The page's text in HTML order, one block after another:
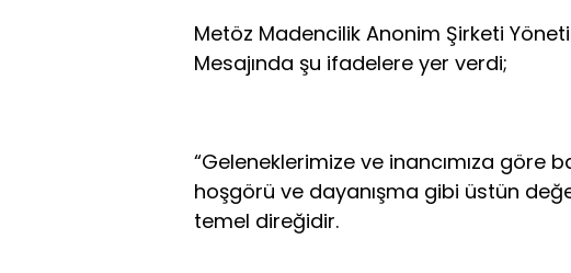
Metöz Madencilik Anonim Şirketi
Mesajında şu ifadelere yer verdi;
“Geleneklerimize ve inancımıza göre
hoşgörü ve dayanışma gibi üstün
temel direğidir.